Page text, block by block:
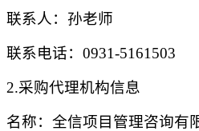
联系人：孙老师
联系电话： 0931-5161503
2.采购代理机构信息
名称：全信项目管理咨询有